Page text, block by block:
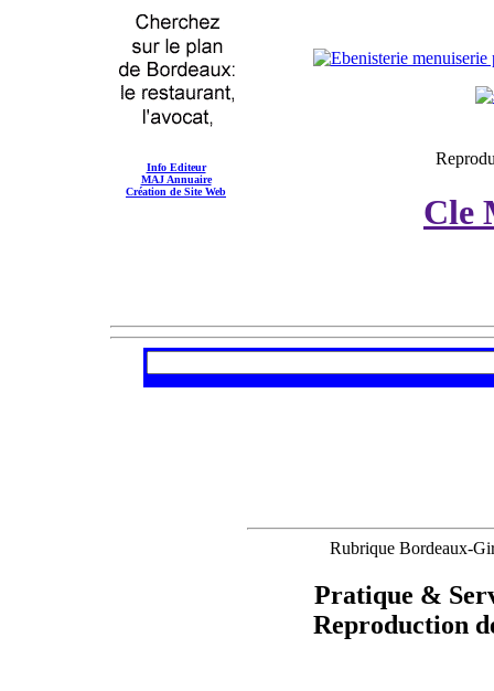
Info Editeur
MAJ Annuaire
Création de Site Web
Cle
Rubrique Bordeaux-
Pratique &
Reproduction